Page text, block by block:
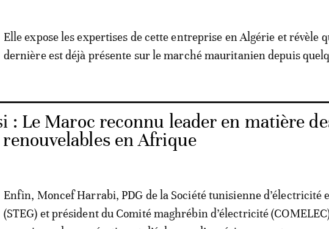
Elle expose les expertises de cette entreprise en Algérie et révèle
dernière est déjà présente sur le marché mauritanien depuis
: Le Maroc reconnu leader en matière
en Afrique
Enfin, Moncef Harrabi, PDG de la Société tunisienne d’électricité
(STEG) et président du Comité maghrébin d’électricité